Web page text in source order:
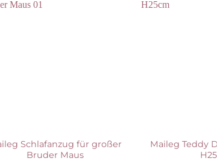
Schlafanzug für großer
Bruder Maus
Maileg Teddy